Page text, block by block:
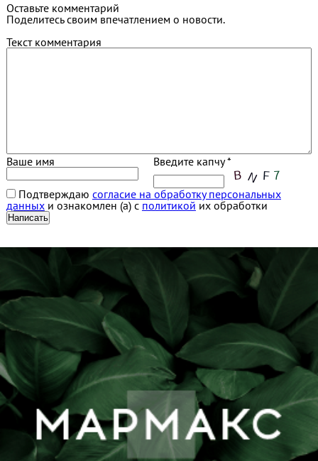
Оставьте комментарий
Поделитесь своим впечатлением о новости.
Текст комментария
Ваше имя Введите капчу *
Подтверждаю согласие на обработку персональных
данныхи ознакомлен (а) с политикой их обработки